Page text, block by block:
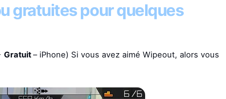
gratuites pour quelques
Gratuit – iPhone) Si vous avez aimé Wipeout, alors vous